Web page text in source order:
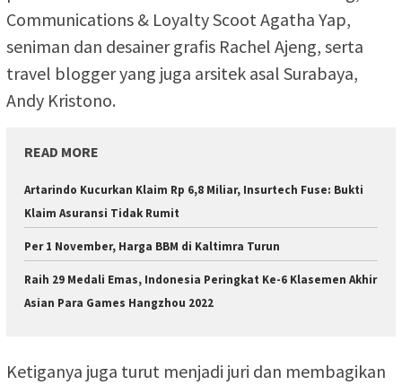
Communications & Loyalty Scoot Agatha Yap,
seniman dan desainer grafis Rachel Ajeng, serta
travel blogger yang juga arsitek asal Surabaya,
Andy Kristono.
READ MORE
Artarindo Kucurkan Klaim Rp 6,8 Miliar, Insurtech Fuse: Bukti
Klaim Asuransi Tidak Rumit
Per 1 November, Harga BBM di Kaltimra Turun
Raih 29 Medali Emas, Indonesia Peringkat Ke-6 Klasemen Akhir
Asian Para Games Hangzhou 2022
Ketiganya juga turut menjadi juri dan membagikan